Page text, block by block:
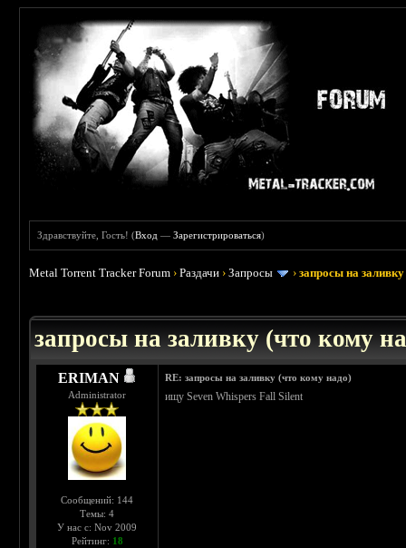
Здравствуйте, Гость! (Вход —Зарегистрироваться)
Metal Torrent Tracker Forum ›Раздачи ›Запросы ›запросы на
запросы на заливку (что кому
ERIMAN
Administrator
Сообщений: 144
Темы: 4
У нас с: Nov 2009
Рейтинг: 18
RE: запросы на заливку (что кому надо)
ищу Seven Whispers Fall Silent